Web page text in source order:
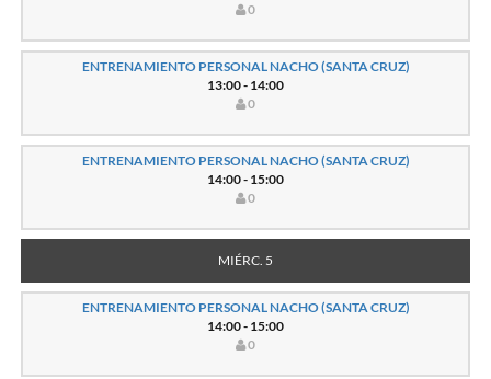
0
ENTRENAMIENTO PERSONAL NACHO (SANTA CRUZ)
13:00 - 14:00
0
ENTRENAMIENTO PERSONAL NACHO (SANTA CRUZ)
14:00 - 15:00
0
MIÉRC. 5
ENTRENAMIENTO PERSONAL NACHO (SANTA CRUZ)
14:00 - 15:00
0